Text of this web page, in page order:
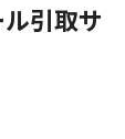
引取サ